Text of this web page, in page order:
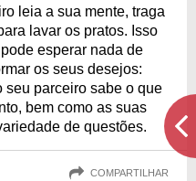
leia a sua mente, traga
lavar os pratos. Isso
esperar nada de
os seus desejos:
seu parceiro sabe o que
bem como as suas
de questões.
COMPARTILHAR